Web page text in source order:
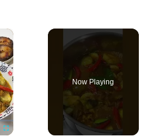
×
Now Playing